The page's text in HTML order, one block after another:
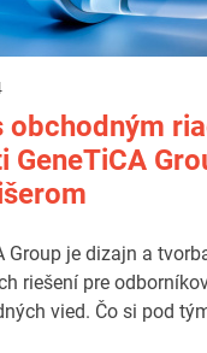
obchodným
GeneTiCA
Group je dizajn a
riešení pre
vied. Čo si pod